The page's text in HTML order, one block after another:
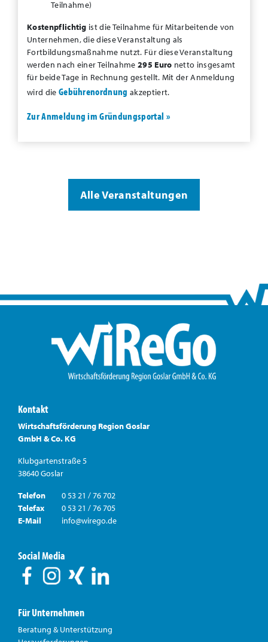
Teilnahme)
Kostenpflichtig ist die Teilnahme für Mitarbeitende von
Unternehmen, die diese Veranstaltung als
Fortbildungsmaßnahme nutzt. Für diese Veranstaltung
werden nach einer Teilnahme 295 Euro netto insgesamt
für beide Tage in Rechnung gestellt. Mit der Anmeldung
wird die Gebührenordnung akzeptiert.
Zur Anmeldung im Gründungsportal »
Alle Veranstaltungen
Kontakt
Wirtschaftsförderung Region Goslar
GmbH & Co. KG
Klubgartenstraße 5
38640 Goslar
Telefon
0 53 21 / 76 702
Telefax
0 53 21 / 76 705
E-Mail
info@wirego.de
Social Media
Für Unternehmen
Beratung & Unterstützung